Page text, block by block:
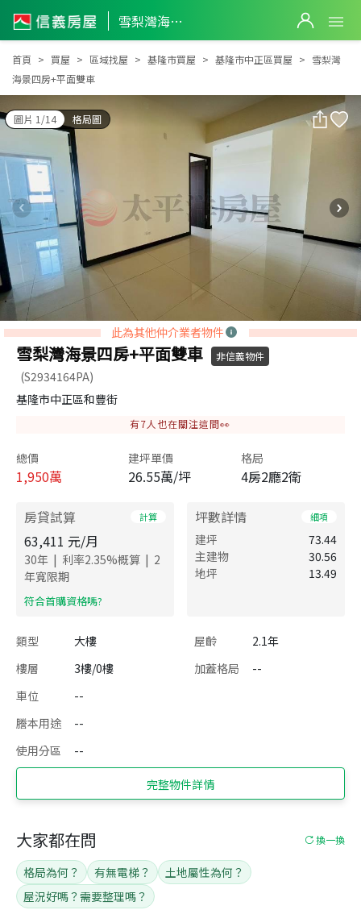
雪梨灣海景四房+平面雙車
雪梨灣海景四房+平面雙車
首頁 買屋 區域找屋 基隆市買屋 基隆市中正區買屋
雪梨灣
海景四房+平面雙車
圖片 1/14 格局圖
此為其他仲介業者物件
雪梨灣海景四房+平面雙車 非信義物件
(S2934164PA)
基隆市中正區和豐街
有7人也在關注這間👀
總價
1,950萬
建坪單價
26.55萬/坪
格局
4房2廳2衛
房貸試算 計算
63,411 元/月
30年 | 利率2.35%概算 | 2
年寬限期
​符合首購資格嗎?
坪數詳情 細項
建坪
73.44
主建物
30.56
地坪
13.49
類型 大樓 屋齡
2.1年
樓層
3樓/0樓 加蓋格局
--
車位
--
謄本用途
--
使用分區
--
完整物件詳情
大家都在問 換一換
格局為何？ 有無電梯？
土地屬性為何？
屋況好嗎？需要整理嗎？